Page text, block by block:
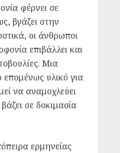
φέρνει σε
βγάζει στην
οι άνθρωποι
επιβάλλει και
Μια
επομένως υλικό για
να αναμοχλεύει
σε δοκιμασία
ερμηνείας